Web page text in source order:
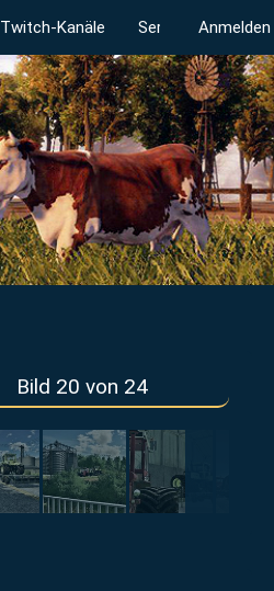
Twitch-Kanäle ServerstatusAnmelden
Bild 20 von 24